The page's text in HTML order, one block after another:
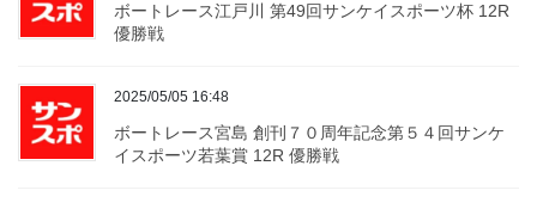
ボートレース江戸川 第49回サンケイスポーツ杯 12R
優勝戦
2025/05/05 16:48
ボートレース宮島 創刊７０周年記念第５４回サンケ
イスポーツ若葉賞 12R 優勝戦